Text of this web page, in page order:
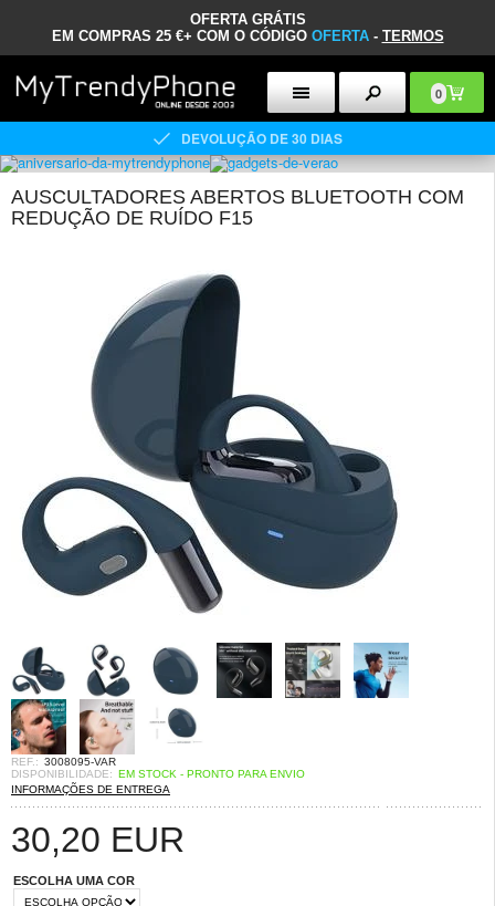
OFERTA GRÁTIS
EM COMPRAS 25 €+ COM O CÓDIGO OFERTA- TERMOS
0
DEVOLUÇÃO DE 30 DIAS
AUSCULTADORES ABERTOS BLUETOOTH COM
REDUÇÃO DE RUÍDO F15
REF.: 3008095-VAR
DISPONIBILIDADE: EM STOCK - PRONTO PARA ENVIO
INFORMAÇÕES DE ENTREGA
30,20 EUR
ESCOLHA UMA COR